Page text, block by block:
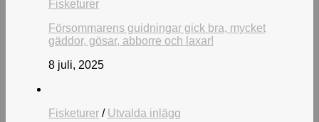
Fisketurer
Försommarens guidningar gick bra, mycket
gäddor, gösar, abborre och laxar!
8 juli, 2025
Fisketurer / Utvalda inlägg